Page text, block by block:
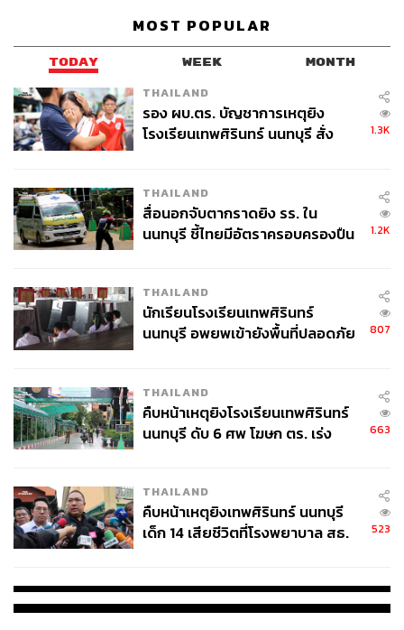
MOST POPULAR
TODAY WEEK MONTH
THAILAND
รอง ผบ.ตร. บัญชาการเหตุยิง
โรงเรียนเทพศิรินทร์ นนทบุรี สั่ง
1.3K
THAILAND
สื่อนอกจับตากราดยิง รร. ใน
นนทบุรี ชี้ไทยมีอัตราครอบครองปืน
1.2K
THAILAND
นักเรียนโรงเรียนเทพศิรินทร์
นนทบุรี อพยพเข้ายังพื้นที่ปลอดภัย
807
THAILAND
คืบหน้าเหตุยิงโรงเรียนเทพศิรินทร์
นนทบุรี ดับ 6 ศพ โฆษก ตร. เร่ง
663
THAILAND
คืบหน้าเหตุยิงเทพศิรินทร์ นนทบุรี
เด็ก 14 เสียชีวิตที่โรงพยาบาล สธ.
523